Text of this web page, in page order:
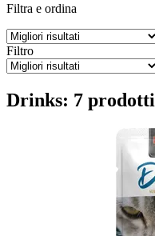
Filtra e ordina
Filtro
Drinks: 7 prodotti